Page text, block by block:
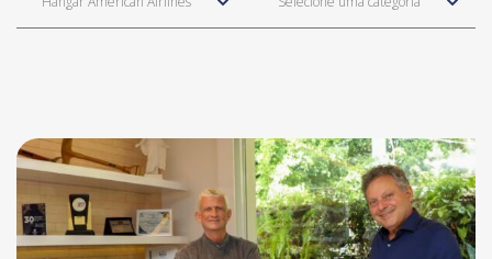
Notícias